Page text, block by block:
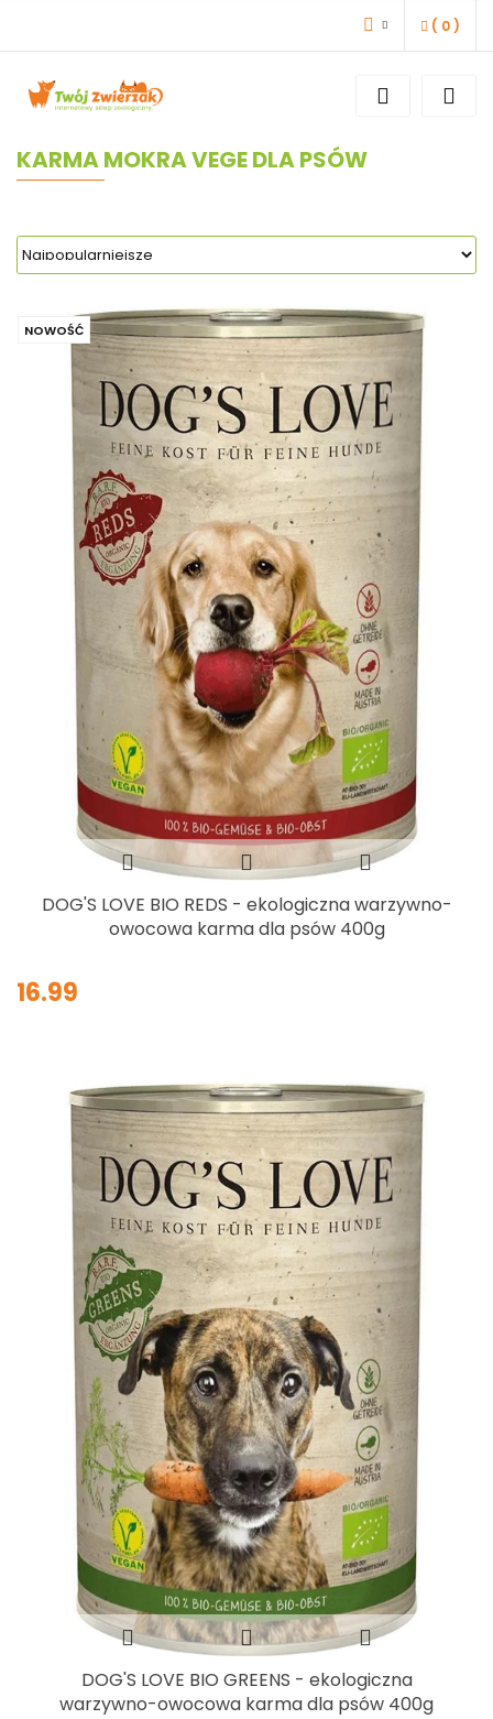
DODAJ ZGŁOSZENIE
( 0 )
KARMA MOKRA VEGE DLA PSÓW
NOWOŚĆ
DOG'S LOVE BIO REDS - ekologiczna warzywno-
owocowa karma dla psów 400g
16.99
DOG'S LOVE BIO GREENS - ekologiczna
warzywno-owocowa karma dla psów 400g